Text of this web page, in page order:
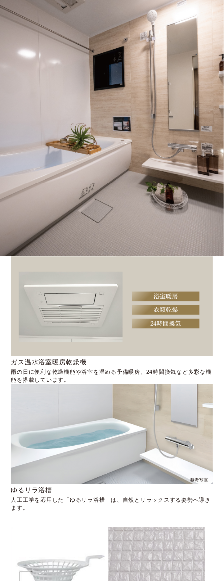
ガス温水浴室暖房乾燥機
雨の日に便利な乾燥機能や浴室を温める予備暖房、24時間換気など多彩な機
能を搭載しています。
ゆるリラ浴槽
人工工学を応用した「ゆるリラ浴槽」は、自然とリラックスする姿勢へ導き
ます。